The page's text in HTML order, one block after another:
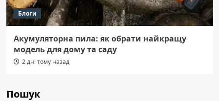
Блоги
Акумуляторна пила: як обрати найкращу
модель для дому та саду
2 дні тому назад
Пошук